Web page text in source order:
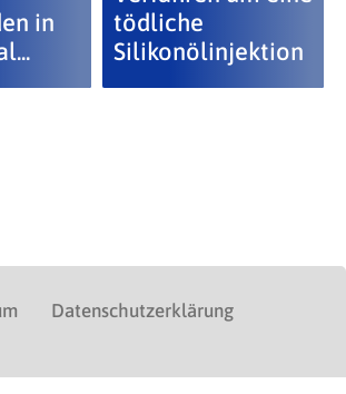
in
tödliche
Silikonölinjektion
Datenschutzerklärung